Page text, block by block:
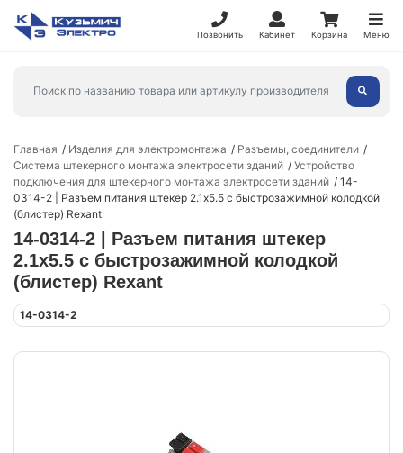
Позвонить Кабинет Корзина Меню
Главная Изделия для электромонтажа
Разъемы, соединители
Система штекерного монтажа электросети зданий
Устройство
подключения для штекерного монтажа электросети зданий
14-
0314-2 | Разъем питания штекер 2.1х5.5 с быстрозажимной колодкой
(блистер) Rexant
14-0314-2 | Разъем питания штекер
2.1х5.5 с быстрозажимной колодкой
(блистер) Rexant
14-0314-2